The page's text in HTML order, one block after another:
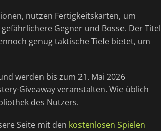
nutzen Fertigkeitskarten, um
Gegner und Bosse. Der Titel
genug taktische Tiefe bietet, um
werden bis zum 21. Mai 2026
Giveaway veranstalten. Wie üblich
des Nutzers.
Seite mit den kostenlosen Spielen